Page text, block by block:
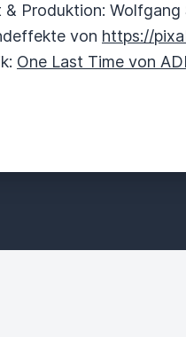
& Produktion:
von https://
One Last Time von